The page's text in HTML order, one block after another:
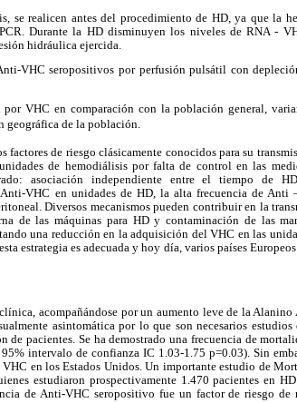
se realicen antes del procedimiento de HD, ya que la
Durante la HD disminuyen los niveles de RNA -
hidráulica ejercida.
VHC seropositivos por perfusión pulsátil con
VHC en comparación con la población general,
geográfica de la población.
de riesgo clásicamente conocidos para su
de hemodiálisis por falta de control en las
asociación independiente entre el tiempo de
VHC en unidades de HD, la alta frecuencia de Anti
Diversos mecanismos pueden contribuir en la
de las máquinas para HD y contaminación de las
una reducción en la adquisición del VHC en las
estrategia es adecuada y hoy día, varios países
acompañándose por un aumento leve de la Alanino
asintomática por lo que son necesarios estudios
pacientes. Se ha demostrado una frecuencia de
intervalo de confianza IC 1.03-1.75 p=0.03). Sin
en los Estados Unidos. Un importante estudio de
estudiaron prospectivamente 1.470 pacientes en
de Anti-VHC seropositivo fue un factor de riesgo de